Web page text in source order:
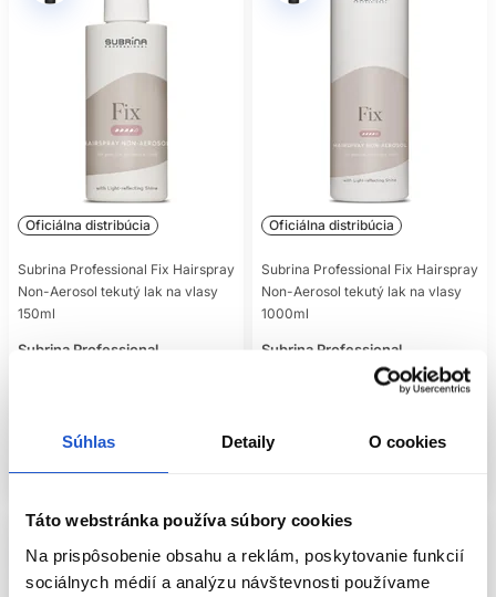
Súhlas Detaily O cookies
Táto webstránka používa súbory cookies
Na prispôsobenie obsahu a reklám, poskytovanie funkcií
sociálnych médií a analýzu návštevnosti používame
Oficiálna distribúcia
Subrina Professional Fix Hairspray
Non-Aerosol tekutý lak na vlasy
150ml
Subrina Professional
Kúpiť
Skladom ㅤ
Oficiálna distribúcia
Subrina Professional Fix Hairspray
Non-Aerosol tekutý lak na vlasy
1000ml
Subrina Professional